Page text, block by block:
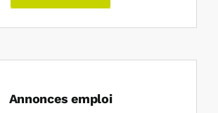
Annonces emploi